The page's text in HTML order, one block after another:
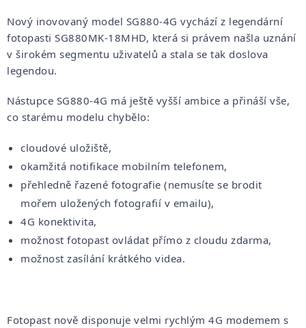
Nový inovovaný model SG880-4G vychází z legendární
fotopasti SG880MK-18MHD, která si právem našla uznání
v širokém segmentu uživatelů a stala se tak doslova
legendou.
Nástupce SG880-4G má ještě vyšší ambice a přináší vše,
co starému modelu chybělo:
cloudové uložiště,
okamžitá notifikace mobilním telefonem,
přehledně řazené fotografie (nemusíte se brodit
mořem uložených fotografií v emailu),
4G konektivita,
možnost fotopast ovládat přímo z cloudu zdarma,
možnost zasílání krátkého videa.
Fotopast nově disponuje velmi rychlým 4G modemem s